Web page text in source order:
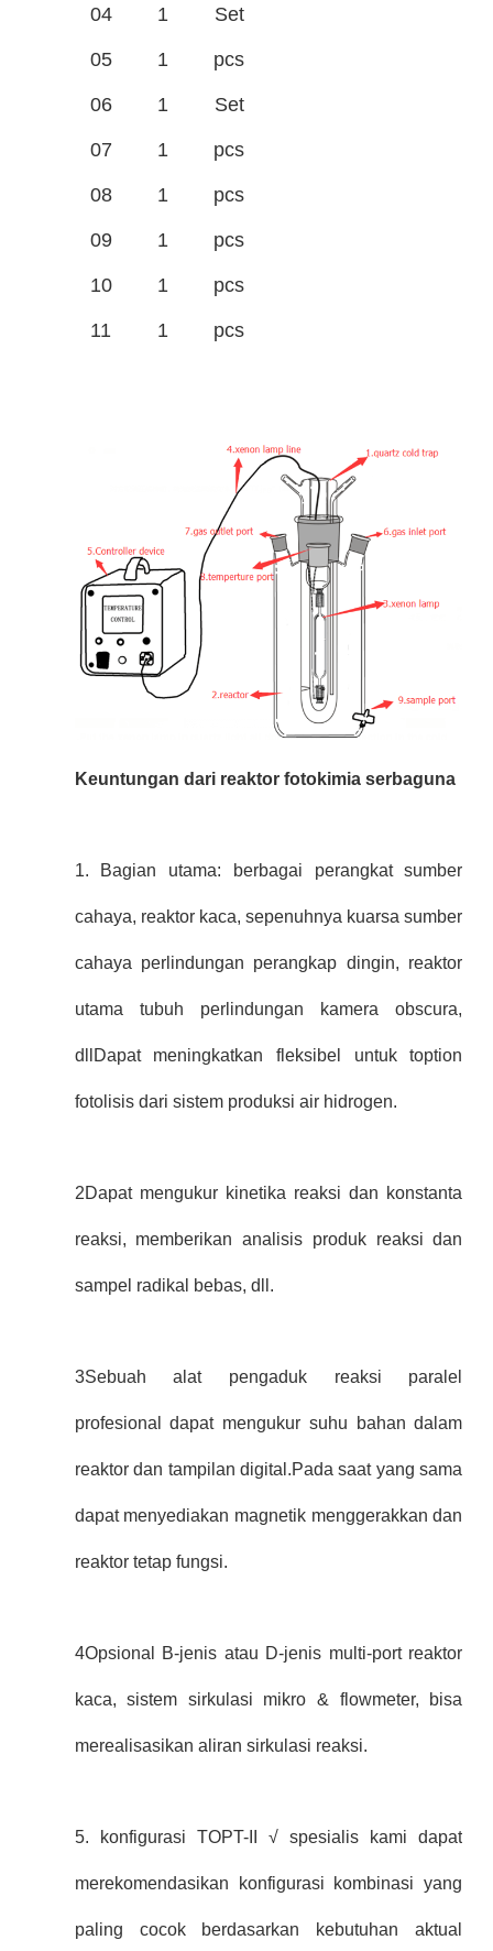
04 1
Set
05
1 pcs
06
1
Set
07
1
pcs
08
1
pcs
09
1
pcs
10
1
pcs
11
1 pcs
Keuntungan dari reaktor fotokimia serbaguna
1. Bagian utama: berbagai perangkat sumber
cahaya, reaktor kaca, sepenuhnya kuarsa sumber
cahaya perlindungan perangkap dingin, reaktor
utama tubuh perlindungan kamera obscura,
dllDapat meningkatkan fleksibel untuk toption
fotolisis dari sistem produksi air hidrogen.
2Dapat mengukur kinetika reaksi dan konstanta
reaksi, memberikan analisis produk reaksi dan
sampel radikal bebas, dll.
3Sebuah alat pengaduk reaksi paralel
profesional dapat mengukur suhu bahan dalam
reaktor dan tampilan digital.Pada saat yang sama
dapat menyediakan magnetik menggerakkan dan
reaktor tetap fungsi.
4Opsional B-jenis atau D-jenis multi-port reaktor
kaca, sistem sirkulasi mikro & flowmeter, bisa
merealisasikan aliran sirkulasi reaksi.
5. konfigurasi TOPT-II √ spesialis kami dapat
merekomendasikan konfigurasi kombinasi yang
paling cocok berdasarkan kebutuhan aktual